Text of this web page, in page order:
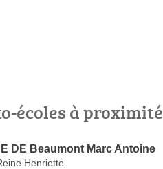
écoles à proximité
DE Beaumont Marc Antoine
Henriette